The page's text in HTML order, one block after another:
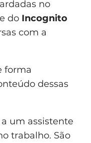
no
do Incognito
com a
forma
dessas
um assistente
trabalho. São